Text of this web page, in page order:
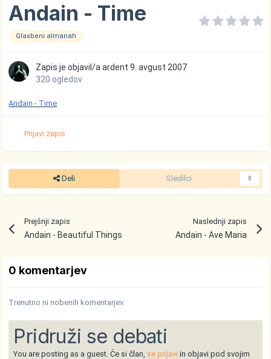
Andain - Time
Glasbeni almanah
Zapis je objavil/aardent 9. avgust 2007
320 ogledov
Andain - Time
Prijavi zapis
Deli Sledilci 0
Prejšnji zapis
Andain - Beautiful Things
Naslednji zapis
Andain - Ave Maria
0 komentarjev
Trenutno ni nobenih komentarjev.
Pridruži se debati
You are posting as a guest. Če si član, se prijavi in objavi pod svojim